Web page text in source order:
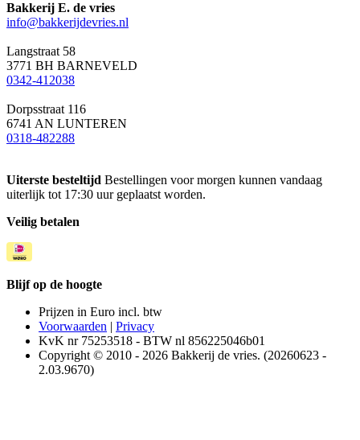
Bakkerij E. de vries
info@bakkerijdevries.nl
Langstraat 58
3771 BH BARNEVELD
0342-412038
Dorpsstraat 116
6741 AN LUNTEREN
0318-482288
Uiterste besteltijd Bestellingen voor morgen kunnen vandaag
uiterlijk tot 17:30 uur geplaatst worden.
Veilig betalen
Blijf op de hoogte
Prijzen in Euro incl. btw
Voorwaarden | Privacy
KvK nr 75253518 - BTW nl 856225046b01
Copyright © 2010 - 2026 Bakkerij de vries. (20260623 -
2.03.9670)